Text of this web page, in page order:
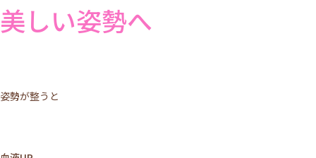
サロンについて
美しい姿勢へ
姿勢が整うと